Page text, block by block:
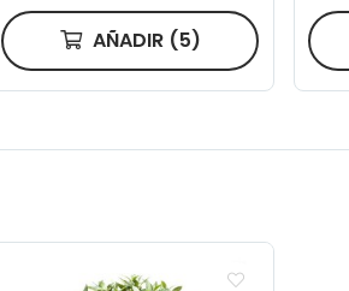
AÑADIR (5)